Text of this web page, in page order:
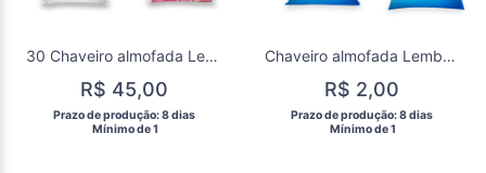
30 Chaveiro almofada Lembrancinha Casamento
R$ 45,00
Prazo de produção: 8 dias
  Mínimo de 1
Chaveiro almofada Lembrancinha catolico São Cosmo e daminhão
R$ 2,00
Prazo de produção: 8 dias
  Mínimo de 1